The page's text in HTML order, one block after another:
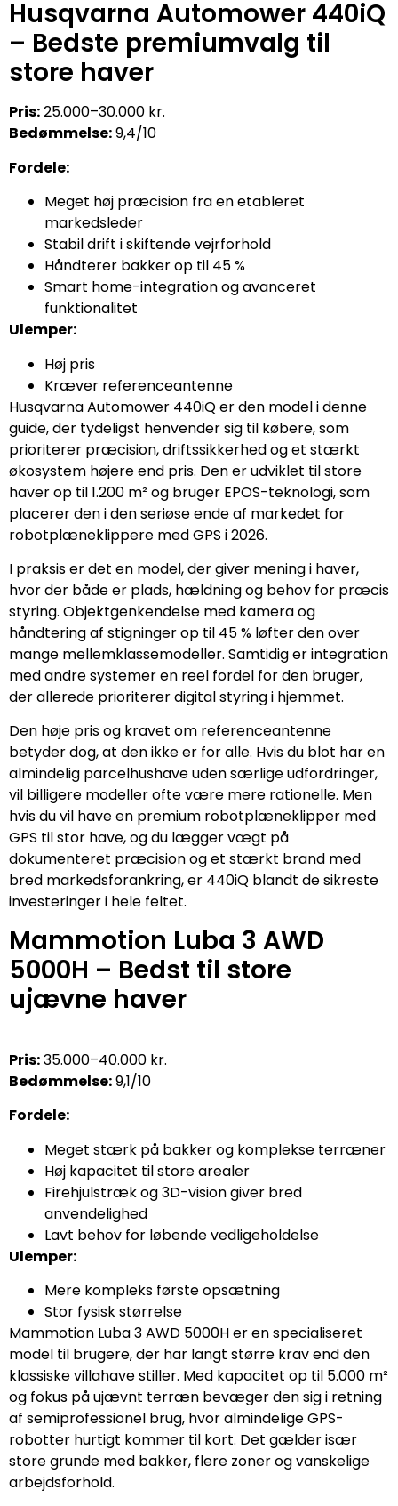
Husqvarna Automower 440iQ
– Bedste premiumvalg til
store haver
Pris:25.000–30.000 kr.
Bedømmelse:9,4/10
Fordele:
Meget høj præcision fra en etableret
markedsleder
Stabil drift i skiftende vejrforhold
Håndterer bakker op til 45 %
Smart home-integration og avanceret
funktionalitet
Ulemper:
Høj pris
Kræver referenceantenne
Husqvarna Automower 440iQ er den model i denne
guide, der tydeligst henvender sig til købere, som
prioriterer præcision, driftssikkerhed og et stærkt
økosystem højere end pris. Den er udviklet til store
haver op til 1.200 m² og bruger EPOS-teknologi, som
placerer den i den seriøse ende af markedet for
robotplæneklippere med GPS i 2026.
I praksis er det en model, der giver mening i haver,
hvor der både er plads, hældning og behov for præcis
styring. Objektgenkendelse med kamera og
håndtering af stigninger op til 45 % løfter den over
mange mellemklassemodeller. Samtidig er integration
med andre systemer en reel fordel for den bruger,
der allerede prioriterer digital styring i hjemmet.
Den høje pris og kravet om referenceantenne
betyder dog, at den ikke er for alle. Hvis du blot har en
almindelig parcelhushave uden særlige udfordringer,
vil billigere modeller ofte være mere rationelle. Men
hvis du vil have en premium robotplæneklipper med
GPS til stor have, og du lægger vægt på
dokumenteret præcision og et stærkt brand med
bred markedsforankring, er 440iQ blandt de sikreste
investeringer i hele feltet.
Mammotion Luba 3 AWD
5000H – Bedst til store
ujævne haver
Pris:35.000–40.000 kr.
Bedømmelse:9,1/10
Fordele:
Meget stærk på bakker og komplekse terræner
Høj kapacitet til store arealer
Firehjulstræk og 3D-vision giver bred
anvendelighed
Lavt behov for løbende vedligeholdelse
Ulemper:
Mere kompleks første opsætning
Stor fysisk størrelse
Mammotion Luba 3 AWD 5000H er en specialiseret
model til brugere, der har langt større krav end den
klassiske villahave stiller. Med kapacitet op til 5.000 m²
og fokus på ujævnt terræn bevæger den sig i retning
af semiprofessionel brug, hvor almindelige GPS-
robotter hurtigt kommer til kort. Det gælder især
store grunde med bakker, flere zoner og vanskelige
arbejdsforhold.